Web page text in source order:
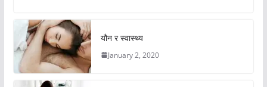
यौन र स्वास्थ्य
January 2, 2020